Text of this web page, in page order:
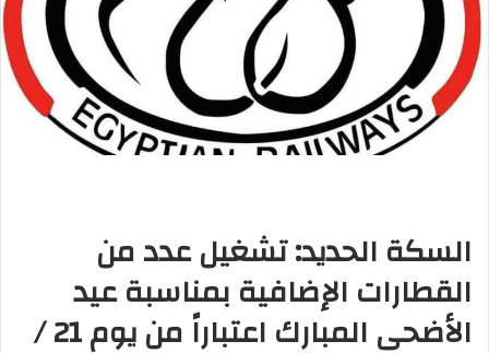
السكة الحديد: تشغيل عدد من
القطارات الإضافية بمناسبة عيد
الأضحى المبارك اعتباراً من يوم 21 /